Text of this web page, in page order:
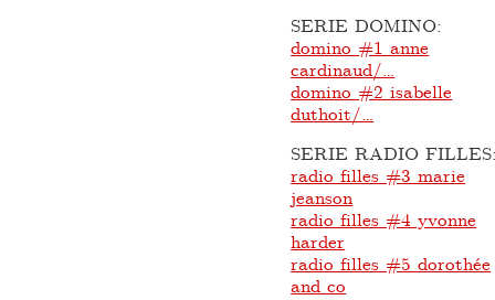
SERIE DOMINO:
domino #1 anne
cardinaud/…
domino #2 isabelle
duthoit/…
SERIE RADIO
radio filles #3 marie
jeanson
radio filles #4 yvonne
harder
radio filles #5 dorothée
and co